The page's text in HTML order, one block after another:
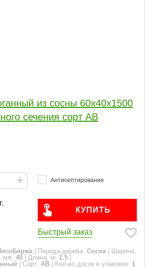
из сосны 60x40x1500
сечения сорт АВ
Антисептирование
КУПИТЬ
Быстрый заказ
Порода дерева: Сосна
Ширина,
мм: 40 Длина, м: 1.5
Сорт: АВ Кол-во досок в упаковке: 1